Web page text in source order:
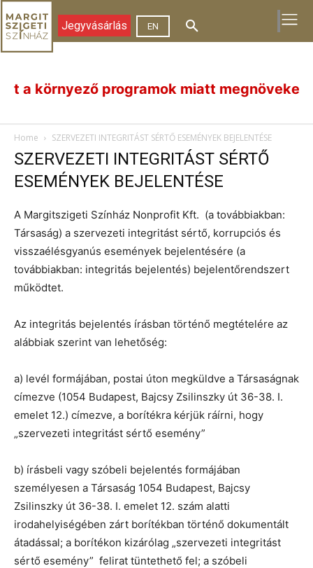
Jegyvásárlás EN
környező programok miatt
Home SZERVEZETI INTEGRITÁST SÉRTŐ ESEMÉNYEK BEJELENTÉSE
SZERVEZETI INTEGRITÁST SÉRTŐ
ESEMÉNYEK BEJELENTÉSE
A Margitszigeti Színház Nonprofit Kft. (a továbbiakban:
Társaság) a szervezeti integritást sértő, korrupciós és
visszaélésgyanús események bejelentésére (a
továbbiakban: integritás bejelentés) bejelentőrendszert
működtet.
Az integritás bejelentés írásban történő megtételére az
alábbiak szerint van lehetőség:
a) levél formájában, postai úton megküldve a Társaságnak
címezve (1054 Budapest, Bajcsy Zsilinszky út 36-38. I.
emelet 12.) címezve, a borítékra kérjük ráírni, hogy
„szervezeti integritást sértő esemény”
b) írásbeli vagy szóbeli bejelentés formájában
személyesen a Társaság 1054 Budapest, Bajcsy
Zsilinszky út 36-38. I. emelet 12. szám alatti
irodahelyiségében zárt borítékban történő dokumentált
átadással; a borítékon kizárólag „szervezeti integritást
sértő esemény” felirat tüntethető fel; a szóbeli